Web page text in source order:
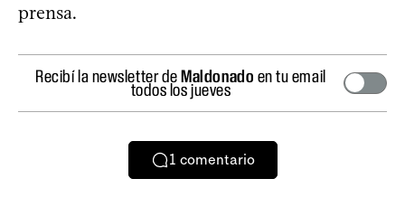
prensa.
Recibí la newsletter deMaldonado en tu email
todos los jueves
1 comentario